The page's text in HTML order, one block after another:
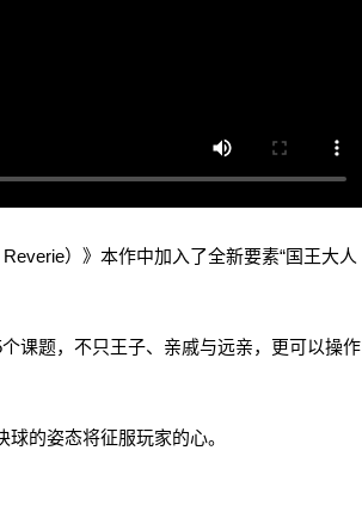
）》本作中加入了全新要素“国王大人
课题，不只王子、亲戚与远亲，更可以操作
的姿态将征服玩家的心。